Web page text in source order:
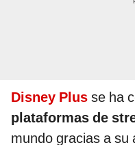
Disney Plus se ha
plataformas de
mundo gracias a su